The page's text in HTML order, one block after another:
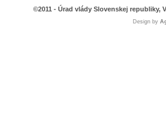
©2011 - Úrad vlády Slovenskej republiky,
Design by